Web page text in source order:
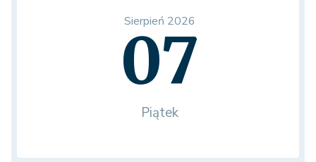
Sierpień 2026
07
Piątek